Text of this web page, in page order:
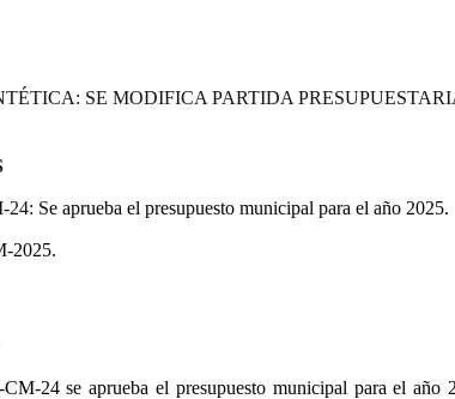
SE MODIFICA PARTIDA
24: Se aprueba el presupuesto municipal para el año 2025.
2025.
-CM-24se aprueba el presupuesto municipal paraelaño